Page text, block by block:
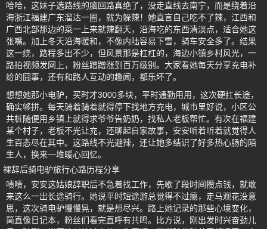
哈哈，这妹子选路线的脑回路真绝了，没走直线去南宁，而是绕着沿
海浙江福建广东溜达一圈，就为躲辣！她直言自己吃不了辣，江西和
广西北部那边的菜一上来就辣翻天，沿海吃的东西清淡点，适合她这
张嘴。加上冬天沿海暖和，不像内陆容易下雪，骑车安全多了。结果
这一绕，路程多出不少，但风景那是杠杠的，海边小镇乡村风光，一
路拍视频发网上，粉丝蹭蹭涨到百万级别。大家看她每天分享充电补
给的囧事，还有和路人互动的趣闻，都乐坏了。
想想她那小电驴，买时才3000多块，平时通勤用用，这次硬扛长途，
确实够拼。每天骑着骑着就得停下找地方充电，城市里好说，小区公
共桩随便用乡镇上就得求爷爷告奶奶，找私人老板帮忙。有次在福建
某个村子，老板不光让充，还聊起自家故事，安安听着听着就觉得人
生百态尽在其中。这路线不光避辣，还让她多结识了好多热心肠的陌
生人，换来一堆暖心回忆。
裸辞后骑电驴旅行心路历程分享
啧啧，安安这姑娘辞职后不急着找工作，先歇了段时间攒点钱，就敢
来这么一出长途骑行。她说平时短途游总觉得不过瘾，走马观花没意
思，这次骑电驴慢慢晃，就是想尽兴。路上她记录的那些心境变化，
简直像日记本，粉丝们看完直呼有共鸣。比方说，刚出发时兴奋劲儿